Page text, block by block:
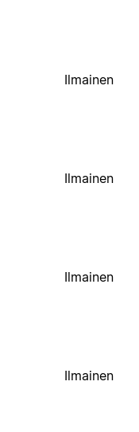
Ilmainen
Ilmainen
Ilmainen
Ilmainen